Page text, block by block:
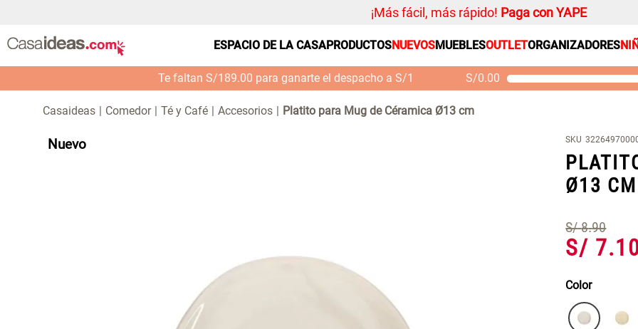
¡Más fácil, más rápido! Paga con YAPE
ESPACIO DE LA CASAPRODUCTOSNUEVOSMUEBLESOUTLETORGANIZADORES
Te faltan S/189.00 para ganarte el despacho a S/1 S/0.00
Comedor Té y Café Accesorios Platito para Mug de Céramica Ø13 cm
Nuevo SKU
Ø13 CM
S/ 8.90
S/ 7.
Color
S/ 261.00 S/
Organizador
Cojin
Alfombra